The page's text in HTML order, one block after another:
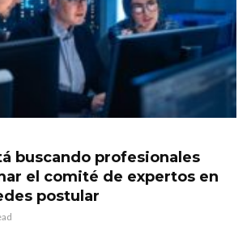
buscando profesionales
el comité de expertos en
postular